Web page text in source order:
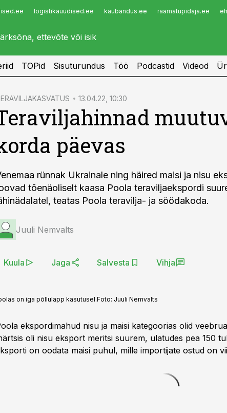
logistikauudised.ee kaubandus.ee raamatupidaja.ee
Infopank
TOPid Sisuturundus Töö Podcastid Videod
13.04.22, 10:30
päevas
rünnak Ukrainale ning häired maisi ja nisu
tõenäoliselt kaasa Poola teraviljaekspordi
teatas Poola teravilja- ja söödakoda.
Juuli Nemvalts
Kuula Jaga Salvesta Vihja
on iga põllulapp kasutusel.Foto: Juuli Nemvalts
ekspordimahud nisu ja maisi kategoorias olid
oli nisu eksport meritsi suurem, ulatudes pea 150
on oodata maisi puhul, mille importijate ostud on